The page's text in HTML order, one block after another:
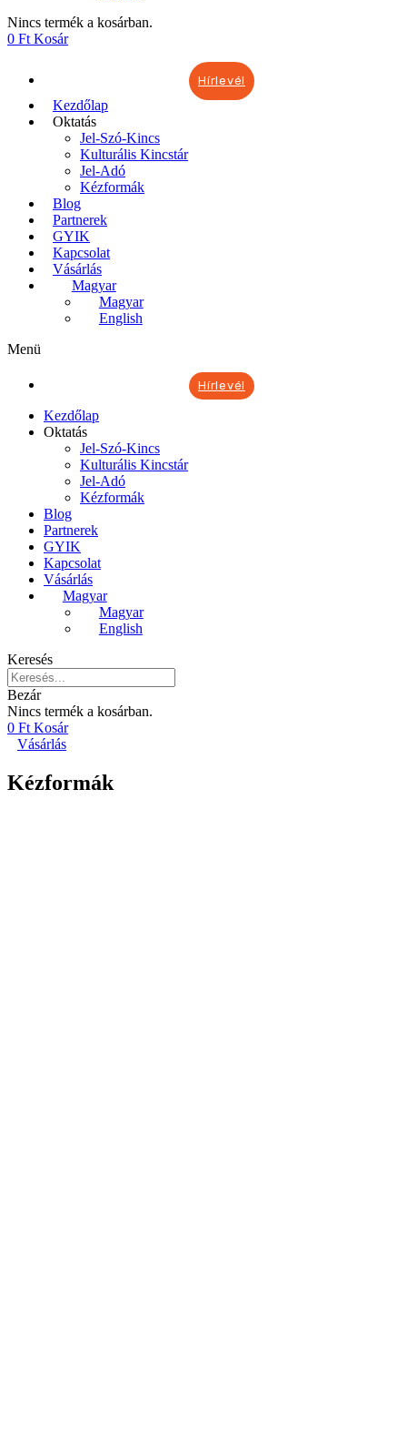
Nincs termék a kosárban.
0 Ft Kosár
Hírlevél
Kezdőlap
Oktatás
Jel-Szó-Kincs
Kulturális Kincstár
Jel-Adó
Kézformák
Blog
Partnerek
GYIK
Kapcsolat
Vásárlás
Magyar
Magyar
English
Menü
Hírlevél
Kezdőlap
Oktatás
Jel-Szó-Kincs
Kulturális Kincstár
Jel-Adó
Kézformák
Blog
Partnerek
GYIK
Kapcsolat
Vásárlás
Magyar
Magyar
English
Keresés
Bezár
Nincs termék a kosárban.
0 Ft Kosár
Vásárlás
Kézformák